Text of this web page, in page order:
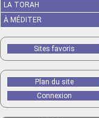
LA TORAH
À MÉDITER
Sites favoris
Plan du site
Connexion